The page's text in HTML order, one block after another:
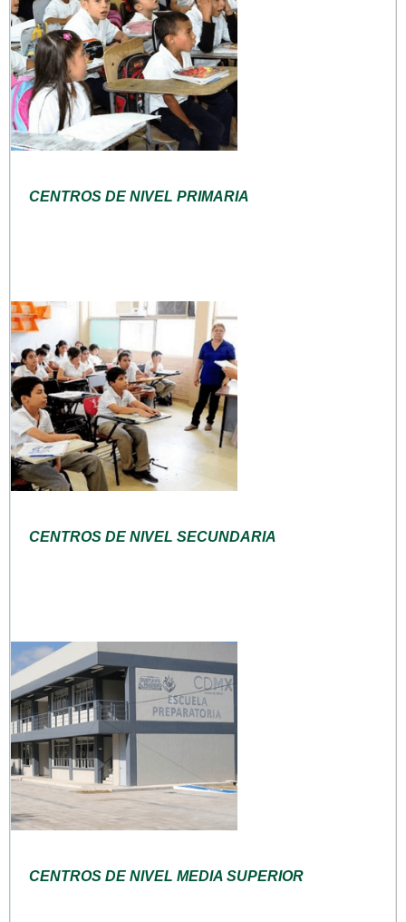
CENTROS DE NIVEL PRIMARIA
CENTROS DE NIVEL SECUNDARIA
CENTROS DE NIVEL MEDIA SUPERIOR